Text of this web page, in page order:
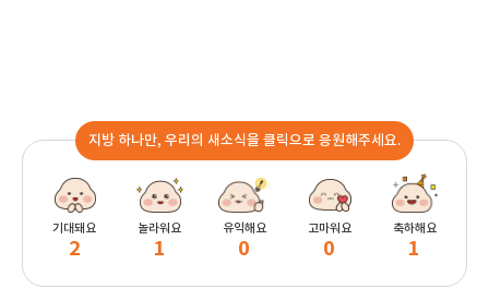
지방 하나만, 우리의 새소식을 클릭으로 응원해주세요.
기대돼요
2
놀라워요
1
유익해요
0
고마워요
0
축하해요
1